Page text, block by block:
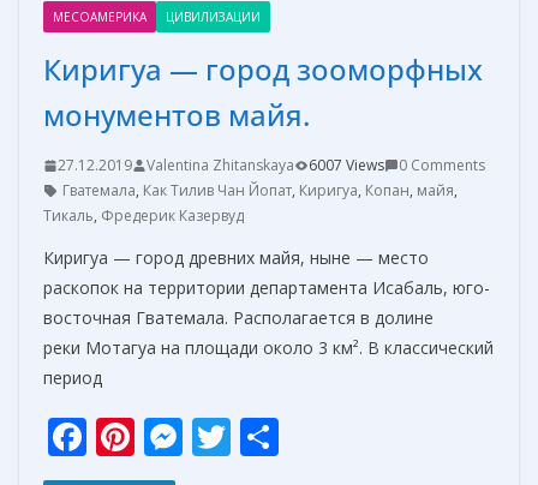
МЕСОАМЕРИКА ЦИВИЛИЗАЦИИ
Киригуа — город зооморфных
монументов майя.
27.12.2019 Valentina Zhitanskaya 6007 Views
0 Comments
Гватемала, Как Тилив Чан Йопат, Киригуа, Копан, майя,
Тикаль, Фредерик Казервуд
Киригуа — город древних майя, ныне — место
раскопок на территории департамента Исабаль, юго-
восточная Гватемала. Располагается в долине
реки Мотагуа на площади около 3 км². В классический
период
F Pi M T